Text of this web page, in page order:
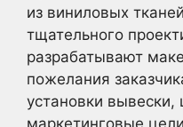
из виниловых
тщательного
разрабатывают
пожелания
установки
маркетинговые